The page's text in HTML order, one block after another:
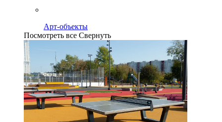
Арт-объекты
Посмотреть все Свернуть